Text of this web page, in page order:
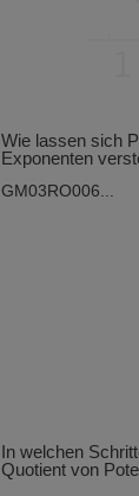
Wie lassen sich
Exponenten
GM03RO006...
In welchen
Quotient von